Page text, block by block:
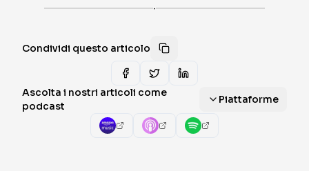
·
Condividi questo articolo
Ascolta i nostri articoli come
podcast
Piattaforme